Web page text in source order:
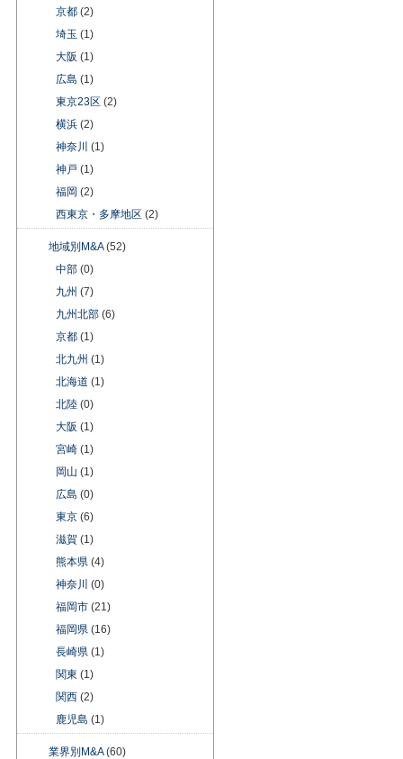
京都 (2)
埼玉 (1)
大阪 (1)
広島 (1)
東京23区 (2)
横浜 (2)
神奈川 (1)
神戸 (1)
福岡 (2)
西東京・多摩地区 (2)
地域別M&A(52)
中部 (0)
九州 (7)
九州北部 (6)
京都 (1)
北九州 (1)
北海道 (1)
北陸 (0)
大阪 (1)
宮崎 (1)
岡山 (1)
広島 (0)
東京 (6)
滋賀 (1)
熊本県 (4)
神奈川 (0)
福岡市 (21)
福岡県 (16)
長崎県 (1)
関東 (1)
関西 (2)
鹿児島 (1)
業界別M&A(60)